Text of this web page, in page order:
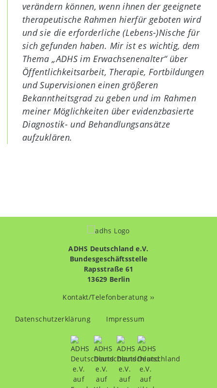
verändern können, wenn ihnen der geeignete
therapeutische Rahmen hierfür geboten wird
und sie die erforderliche (Lebens-)Nische für
sich gefunden haben. Mir ist es wichtig, dem
Thema „ADHS im Erwachsenenalter“ über
Öffentlichkeitsarbeit, Therapie, Fortbildungen
und Supervisionen einen größeren
Bekanntheitsgrad zu geben und im Rahmen
meiner Möglichkeiten über evidenzbasierte
Diagnostik- und Behandlungsansätze
aufzuklären.
ADHS Deutschland e.V.
Bundesgeschäftsstelle
Rapsstraße 61
13629 Berlin
Kontakt/Telefonberatung ››
Fußzeilenmenü
Datenschutzerklärung Impressum